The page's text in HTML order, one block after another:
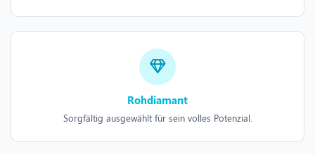
Rohdiamant
Sorgfältig ausgewählt für sein volles Potenzial.